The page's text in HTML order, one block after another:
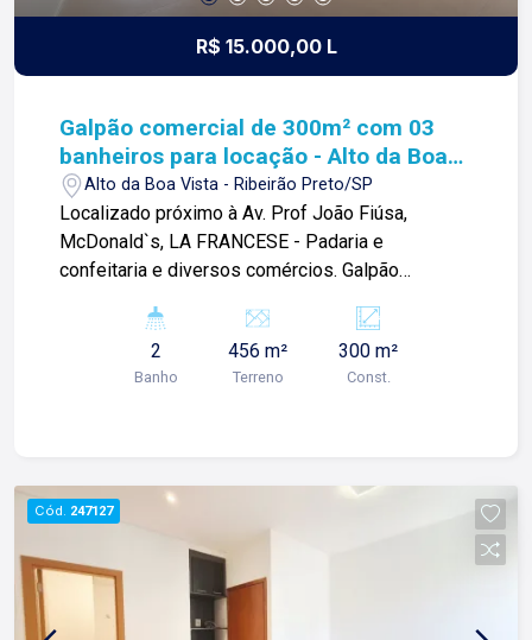
R$ 15.000,00 L
Galpão comercial de 300m² com 03
banheiros para locação - Alto da Boa
Vista
Alto da Boa Vista - Ribeirão Preto/SP
Localizado próximo à Av. Prof João Fiúsa,
McDonald`s, LA FRANCESE - Padaria e
confeitaria e diversos comércios. Galpão
direito alto; -Mezanino; -Copa; -Vitrine; -Ideal para
investimentos; Para mais informações e agendar
visita, entre em contato. Lago é
construímos laços fortes e indeléveis com
nossos proprietários e clientes. Somos uma
imobiliária que equilibra a tradicionalidade com o
arrojo e a força comercial da atualidade. A Lago é
sua principal imobiliária em Ribeirão Preto!
2
Banho
456 m²
Terreno
300 m²
Const.
Cód. 247127